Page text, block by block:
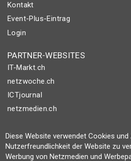
Kontakt
Event-Plus-Eintrag
Login
PARTNER-WEBSITES
IT-Markt.ch
netzwoche.ch
ICTjournal
netzmedien.ch
© NETZMEDIEN AG 2026
Impressum
AGB
Diese Website verwendet Cookies
Nutzerfreundlichkeit der Website zu
Werbung von Netzmedien und